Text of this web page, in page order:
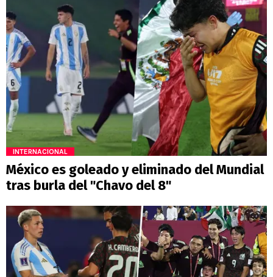
INTERNACIONAL
México es goleado y eliminado del Mundial
tras burla del "Chavo del 8"